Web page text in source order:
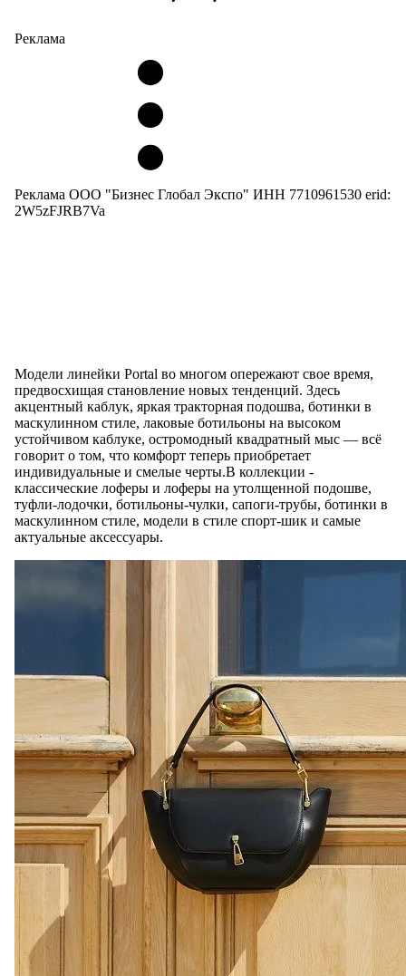
Реклама
Реклама ООО "Бизнес Глобал Экспо" ИНН 7710961530 erid:
2W5zFJRB7Va
Модели линейки Portal во многом опережают свое время,
предвосхищая становление новых тенденций. Здесь
акцентный каблук, яркая тракторная подошва, ботинки в
маскулинном стиле, лаковые ботильоны на высоком
устойчивом каблуке, остромодный квадратный мыс — всё
говорит о том, что комфорт теперь приобретает
индивидуальные и смелые черты.В коллекции -
классические лоферы и лоферы на утолщенной подошве,
туфли-лодочки, ботильоны-чулки, сапоги-трубы, ботинки в
маскулинном стиле, модели в стиле спорт-шик и самые
актуальные аксессуары.